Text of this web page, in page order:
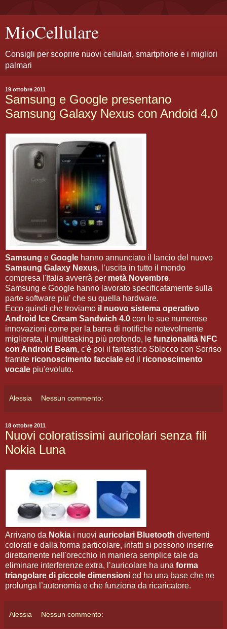
MioCellulare
Consigli per scoprire nuovi cellulari, smartphone e i migliori
palmari
19 ottobre 2011
Samsung e Google presentano
Samsung Galaxy Nexus con Andoid 4.0
Samsung e Google hanno annunciato il lancio del nuovo
Samsung Galaxy Nexus, l’uscita in tutto il mondo
compresa l'Italia avverrà per metà Novembre.
Samsung e Google hanno lavorato specificatamente sulla
parte software piu' che su quella hardware.
Ecco quindi che troviamo il nuovo sistema operativo
Android Ice Cream Sandwich 4.0 con le sue numerose
innovazioni come per la barra di notifiche notevolmente
migliorata, il multitasking più profondo, le funzionalità NFC
con Android Beam, c'è poi il fantastico Sblocco con Sorriso
tramite riconoscimento facciale ed il riconoscimento
vocale piu'evoluto.
Alessia Nessun commento:
18 ottobre 2011
Nuovi coloratissimi auricolari senza fili
Nokia Luna
Arrivano da Nokia i nuovi auricolari Bluetooth divertenti
colorati e dalla forma particolare, infatti si possono inserire
direttamente nell'orecchio in maniera semplice tale da
eliminare interferenze extra, l’auricolare ha una forma
triangolare di piccole dimensioni ed ha una base che ne
prolunga l’autonomia e che funziona da ricaricatore.
Alessia Nessun commento: